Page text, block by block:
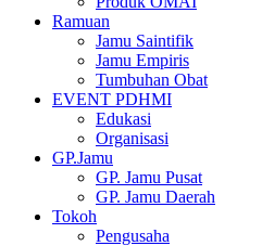
Ramuan
Jamu Saintifik
Jamu Empiris
Tumbuhan Obat
EVENT PDHMI
Edukasi
Organisasi
GP.Jamu
GP. Jamu Pusat
GP. Jamu Daerah
Tokoh
Pengusaha